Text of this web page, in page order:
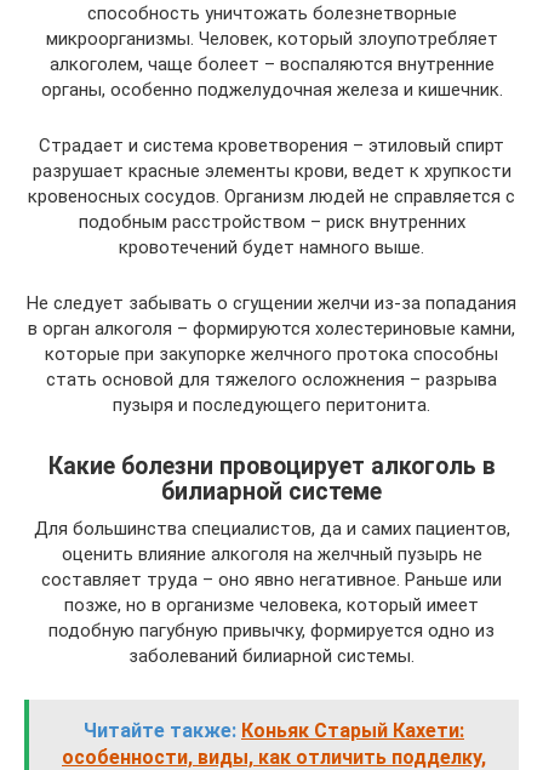
способность уничтожать болезнетворные
микроорганизмы. Человек, который злоупотребляет
алкоголем, чаще болеет – воспаляются внутренние
органы, особенно поджелудочная железа и кишечник.
Страдает и система кроветворения – этиловый спирт
разрушает красные элементы крови, ведет к хрупкости
кровеносных сосудов. Организм людей не справляется с
подобным расстройством – риск внутренних
кровотечений будет намного выше.
Не следует забывать о сгущении желчи из-за попадания
в орган алкоголя – формируются холестериновые камни,
которые при закупорке желчного протока способны
стать основой для тяжелого осложнения – разрыва
пузыря и последующего перитонита.
Какие болезни провоцирует алкоголь в
билиарной системе
Для большинства специалистов, да и самих пациентов,
оценить влияние алкоголя на желчный пузырь не
составляет труда – оно явно негативное. Раньше или
позже, но в организме человека, который имеет
подобную пагубную привычку, формируется одно из
заболеваний билиарной системы.
Читайте также: Коньяк Старый Кахети:
особенности, виды, как отличить подделку,